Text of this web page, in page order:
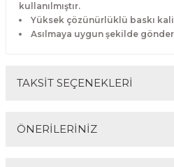
kullanılmıştır.
Yüksek çözünürlüklü baskı
Asılmaya uygun şekilde
TAKSİT SEÇENEKLERİ
ÖNERİLERİNİZ